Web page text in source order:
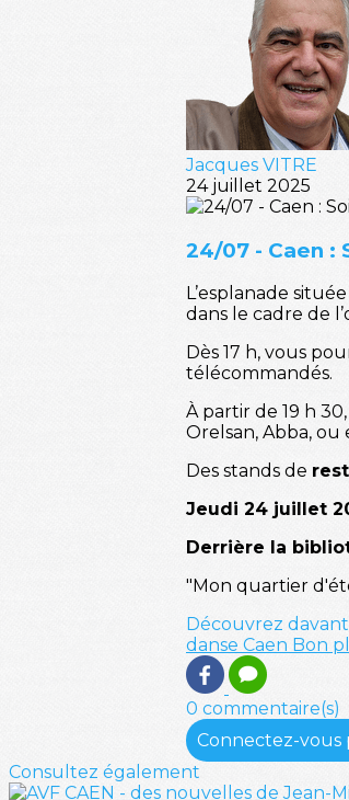
Jacques VITRE
24 juillet 2025
24/07 - Caen :
L’esplanade
dans le cadre de
Dès 17 h, vous
télécommandés.
À partir de 19 h
Orelsan, Abba,
Des stands de
Jeudi 24 juillet
Derrière la
"Mon quartier
Découvrez
danse Caen Bon
0 commentaire(s)
Connectez-vous
Consultez également